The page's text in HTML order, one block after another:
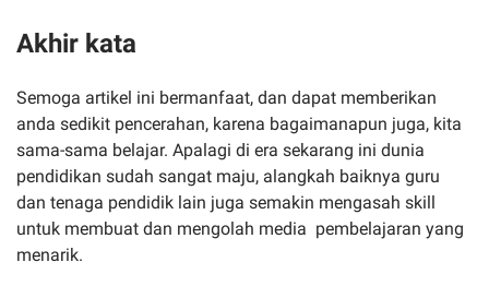
Akhir kata
Semoga artikel ini bermanfaat, dan dapat memberikan
anda sedikit pencerahan, karena bagaimanapun juga, kita
sama-sama belajar. Apalagi di era sekarang ini dunia
pendidikan sudah sangat maju, alangkah baiknya guru
dan tenaga pendidik lain juga semakin mengasah skill
untuk membuat dan mengolah media pembelajaran yang
menarik.